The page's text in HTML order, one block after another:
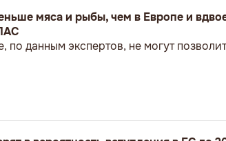
мяса и рыбы, чем в Европе и
данным экспертов, не могут